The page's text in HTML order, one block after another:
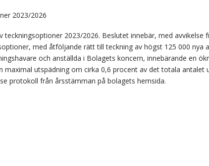
2023/2026
2023/2026. Beslutet innebär, med
med åtföljande rätt till teckning av högst 125 000 nya
och anställda i Bolagets koncern, innebärande en
maximal utspädning om cirka 0,6 procent av det totala antalet
protokoll från årsstämman på bolagets hemsida.